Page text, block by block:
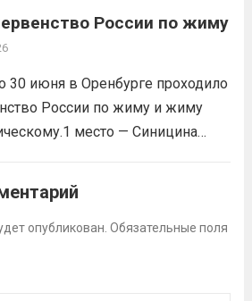
Серов Станислав, занял 1
спортсмена тренер-
Читать дальше
России по жиму
30 июня в Оренбурге проходило
России по жиму и жиму
место — Синицина
Задорина Я.С.)
опубликован. Обязательные поля